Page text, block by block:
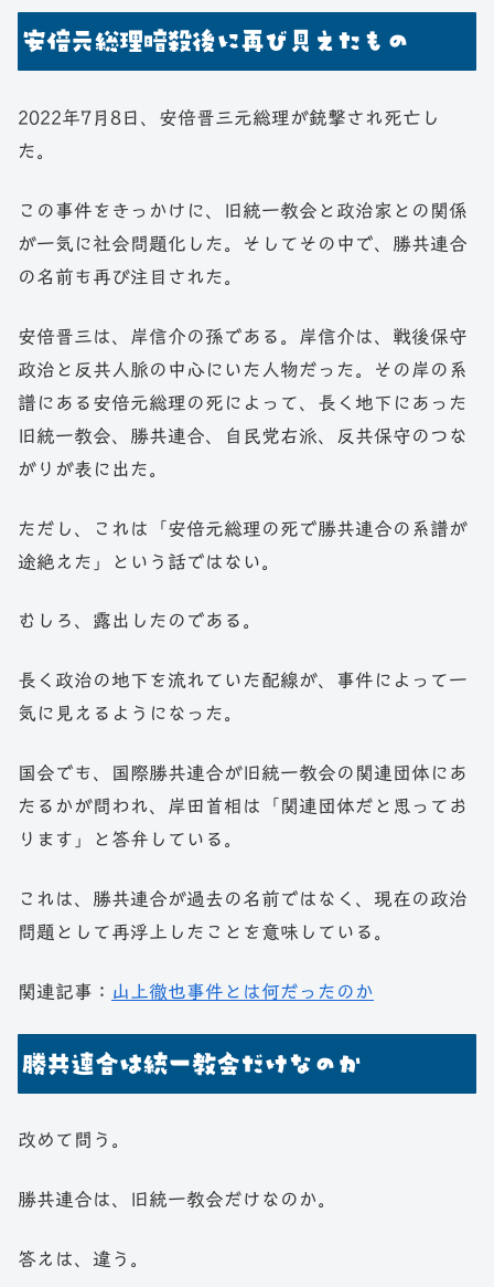
安倍元総理暗殺後に再び見えたもの
2022年7月8日、安倍晋三元総理が銃撃され死亡し
た。
この事件をきっかけに、旧統一教会と政治家との関係
が一気に社会問題化した。そしてその中で、勝共連合
の名前も再び注目された。
安倍晋三は、岸信介の孫である。岸信介は、戦後保守
政治と反共人脈の中心にいた人物だった。その岸の系
譜にある安倍元総理の死によって、長く地下にあった
旧統一教会、勝共連合、自民党右派、反共保守のつな
がりが表に出た。
ただし、これは「安倍元総理の死で勝共連合の系譜が
途絶えた」という話ではない。
むしろ、露出したのである。
長く政治の地下を流れていた配線が、事件によって一
気に見えるようになった。
国会でも、国際勝共連合が旧統一教会の関連団体にあ
たるかが問われ、岸田首相は「関連団体だと思ってお
ります」と答弁している。
これは、勝共連合が過去の名前ではなく、現在の政治
問題として再浮上したことを意味している。
関連記事： 山上徹也事件とは何だったのか
勝共連合は統一教会だけなのか
改めて問う。
勝共連合は、旧統一教会だけなのか。
答えは、違う。